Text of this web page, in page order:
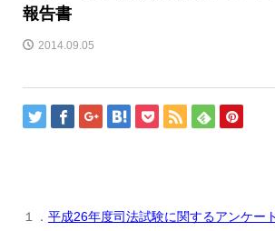
報告書
2014.09.05
１． 平成26年度司法試験に関するアンケー